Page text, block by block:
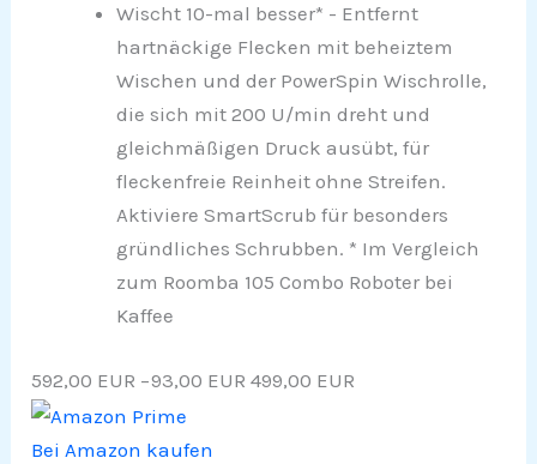
Wischt 10-mal besser* - Entfernt
hartnäckige Flecken mit beheiztem
Wischen und der PowerSpin Wischrolle,
die sich mit 200 U/min dreht und
gleichmäßigen Druck ausübt, für
fleckenfreie Reinheit ohne Streifen.
Aktiviere SmartScrub für besonders
gründliches Schrubben. * Im Vergleich
zum Roomba 105 Combo Roboter bei
Kaffee
592,00 EUR −93,00 EUR 499,00 EUR
Bei Amazon kaufen